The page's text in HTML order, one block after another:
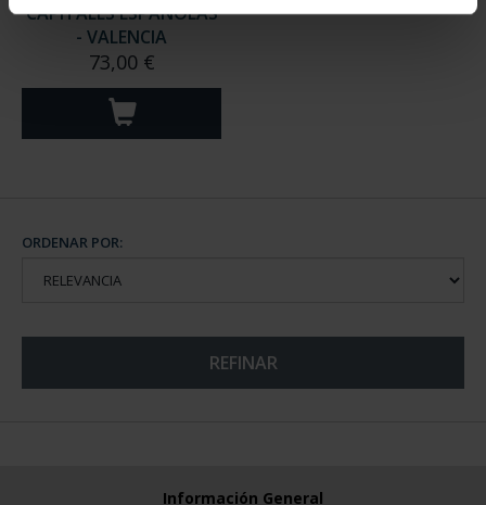
CAPITALES ESPAÑOLAS
- VALENCIA
73,00 €
ORDENAR POR:
REFINAR
Información General